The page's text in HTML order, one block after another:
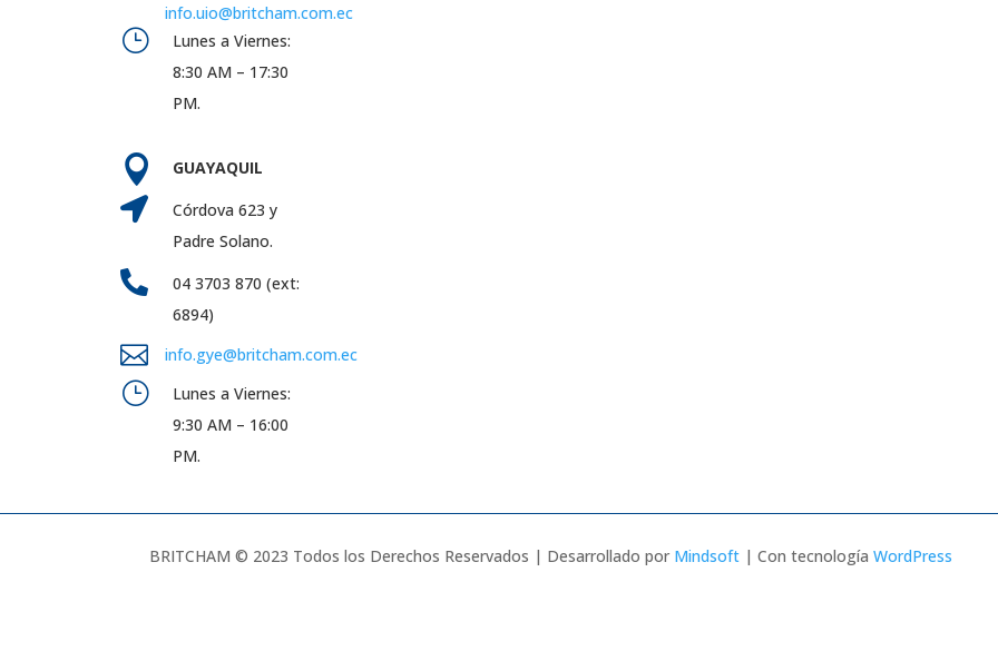
info.uio@britcham.com.ec
}
Lunes a Viernes:
8:30 AM – 17:30
PM.
 GUAYAQUIL

Córdova 623 y
Padre Solano.

04 3703 870 (ext:
6894)
 info.gye@britcham.com.ec
}
Lunes a Viernes:
9:30 AM – 16:00
PM.
BRITCHAM © 2023 Todos los Derechos Reservados | Desarrollado por Mindsoft | Con tecnologíaWordPress